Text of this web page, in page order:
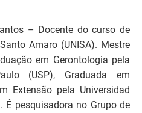
– Docente do curso de
Amaro (UNISA). Mestre
em Gerontologia pela
(USP), Graduada em
Extensão pela Universidad
É pesquisadora no Grupo de